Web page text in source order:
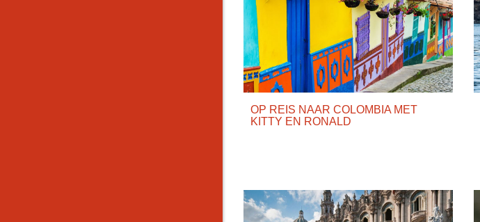
OP REIS NAAR COLOMBIA MET
KITTY EN RONALD